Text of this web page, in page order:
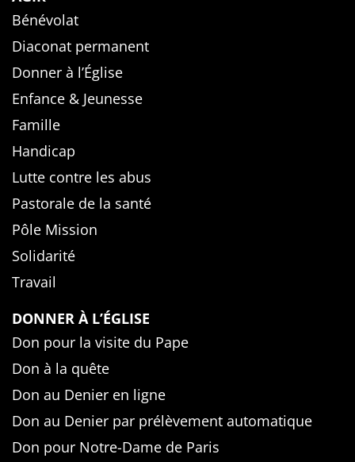
Bénévolat
Diaconat permanent
Donner à l’Église
Enfance & Jeunesse
Famille
Handicap
Lutte contre les abus
Pastorale de la santé
Pôle Mission
Solidarité
Travail
DONNER À L’ÉGLISE
Don pour la visite du Pape
Don à la quête
Don au Denier en ligne
Don au Denier par prélèvement automatique
Don pour Notre-Dame de Paris